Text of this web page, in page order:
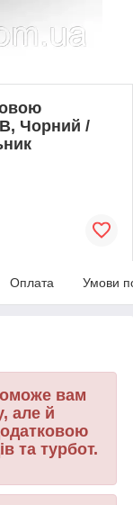
Чорний /
Оплата Умови
вам
але й
та турбот.